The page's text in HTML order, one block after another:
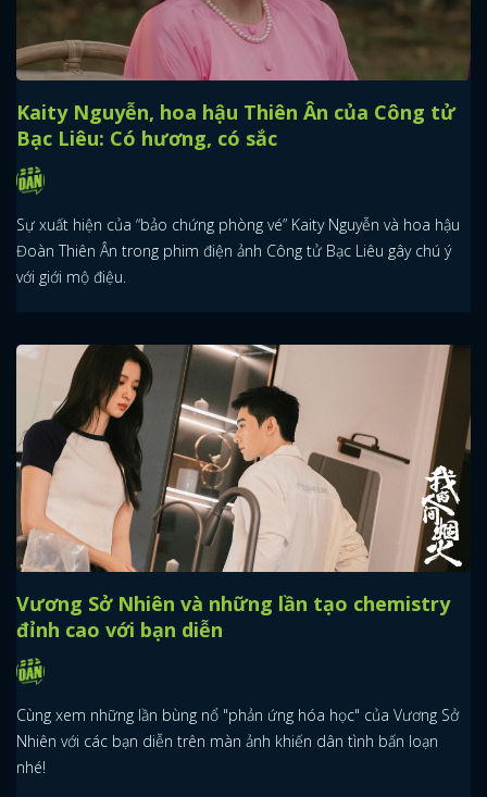
Kaity Nguyễn, hoa hậu Thiên Ân của Công tử
Bạc Liêu: Có hương, có sắc
Sự xuất hiện của “bảo chứng phòng vé” Kaity Nguyễn và hoa hậu
Đoàn Thiên Ân trong phim điện ảnh Công tử Bạc Liêu gây chú ý
với giới mộ điệu.
Vương Sở Nhiên và những lần tạo chemistry
đỉnh cao với bạn diễn
Cùng xem những lần bùng nổ "phản ứng hóa học" của Vương Sở
Nhiên với các bạn diễn trên màn ảnh khiến dân tình bấn loạn
nhé!